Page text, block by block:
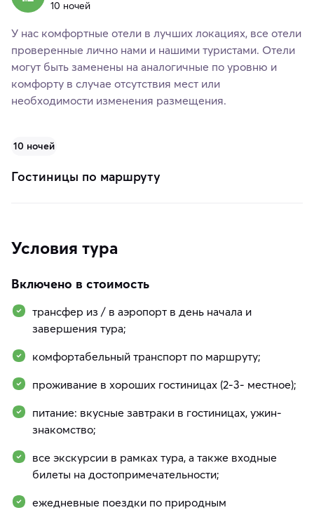
10 ночей
У нас комфортные отели в лучших локациях, все отели
проверенные лично нами и нашими туристами. Отели
могут быть заменены на аналогичные по уровню и
комфорту в случае отсутствия мест или
необходимости изменения размещения.
10 ночей
Гостиницы по маршруту
Условия тура
Включено в стоимость
трансфер из / в аэропорт в день начала и
завершения тура;
комфортабельный транспорт по маршруту;
проживание в хороших гостиницах (2-3- местное);
питание: вкусные завтраки в гостиницах, ужин-
знакомство;
все экскурсии в рамках тура, а также входные
билеты на достопримечательности;
ежедневные поездки по природным